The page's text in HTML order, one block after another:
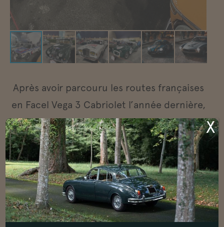
Après avoir parcouru les routes françaises
en Facel Vega 3 Cabriolet l’année dernière,
c’est au volant de la Porsche 3,2 de Nicolas
que nous avons pu suivre des autos
extraordinaires, dont voici quelques photos
détaillées.
X